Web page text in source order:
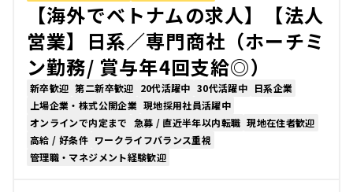
【海外でベトナムの求人】【法人
営業】日系／専門商社（ホーチミ
ン勤務/ 賞与年4回支給◎）
新卒歓迎 第二新卒歓迎 20代活躍中 30代活躍中 日系企業
上場企業・株式公開企業 現地採用社員活躍中
オンラインで内定まで 急募 / 直近半年以内転職 現地在住者歓迎
高給 / 好条件 ワークライフバランス重視
管理職・マネジメント経験歓迎